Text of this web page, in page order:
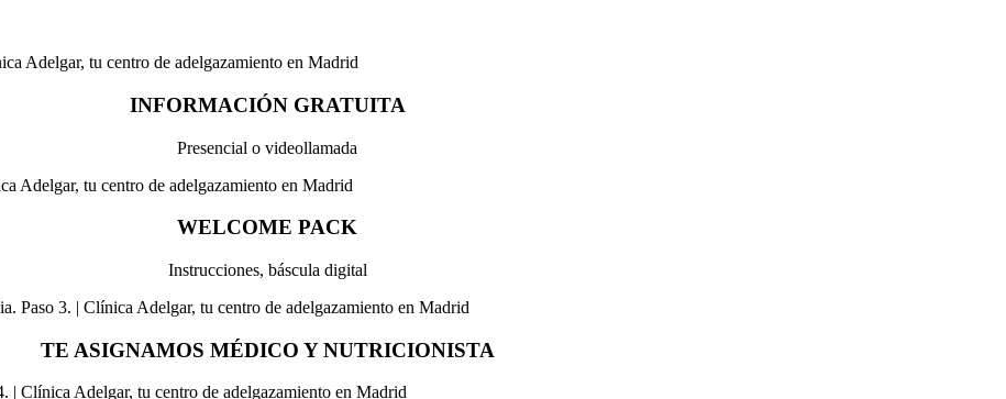
INFORMACIÓN GRATUITA
Presencial o videollamada
WELCOME PACK
Instrucciones, báscula digital
TE ASIGNAMOS MÉDICO Y NUTRICIONISTA